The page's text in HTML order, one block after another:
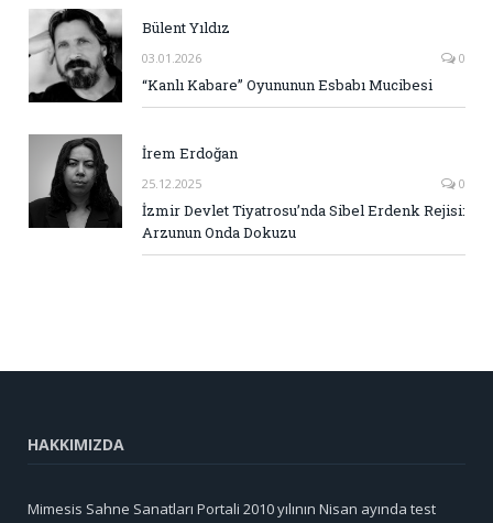
Bülent Yıldız
03.01.2026 0
“Kanlı Kabare” Oyununun Esbabı Mucibesi
İrem Erdoğan
25.12.2025 0
İzmir Devlet Tiyatrosu’nda Sibel Erdenk Rejisi:
Arzunun Onda Dokuzu
HAKKIMIZDA
Mimesis Sahne Sanatları Portali 2010 yılının Nisan ayında test